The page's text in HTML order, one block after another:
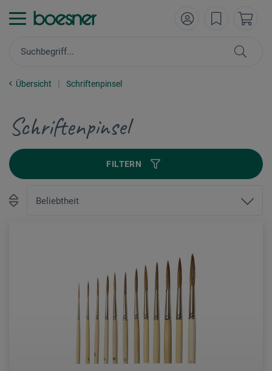
Übersicht Schriftenpinsel
Schriftenpinsel
FILTERN